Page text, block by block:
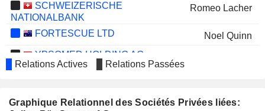
SCHWEIZERISCHE
NATIONALBANK
Romeo Lacher
FORTESCUE LTD
Noel Quinn
YPSOMED HOLDING AG
EFG INTERNATIONAL AG
Boris F. J. Collardi
Relations Actives Relations Passées
Graphique Relationnel des Sociétés Privées liées: